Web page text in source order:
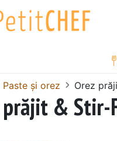
Paste și orez Orez
prăjit & Stir-